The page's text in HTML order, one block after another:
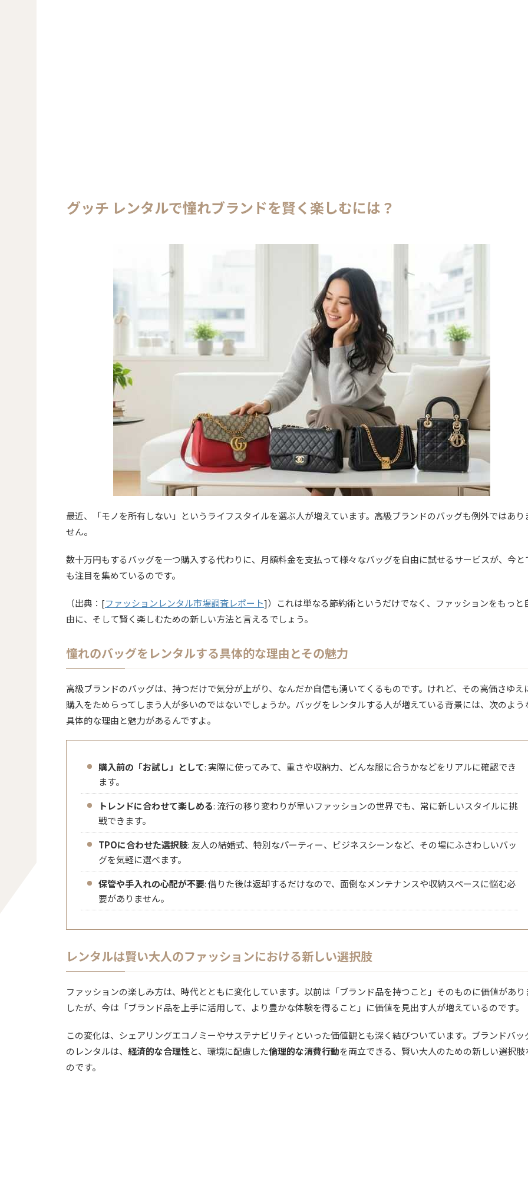
グッチ レンタルで憧れブランドを賢く楽しむには？
最近、「モノを所有しない」というライフスタイルを選ぶ人が増えています。高級ブランドのバッグも例外ではあり
せん。
数十万円もするバッグを一つ購入する代わりに、月額料金を支払って様々なバッグを自由に試せるサービスが、今と
も注目を集めているのです。
（出典：[ファッションレンタル市場調査レポート]）これは単なる節約術というだけでなく、ファッションをもっと
由に、そして賢く楽しむための新しい方法と言えるでしょう。
憧れのバッグをレンタルする具体的な理由とその魅力
高級ブランドのバッグは、持つだけで気分が上がり、なんだか自信も湧いてくるものです。けれど、その高価さゆえ
購入をためらってしまう人が多いのではないでしょうか。バッグをレンタルする人が増えている背景には、次のよう
具体的な理由と魅力があるんですよ。
購入前の「お試し」として: 実際に使ってみて、重さや収納力、どんな服に合うかなどをリアルに確認でき
ます。
トレンドに合わせて楽しめる: 流行の移り変わりが早いファッションの世界でも、常に新しいスタイルに挑
戦できます。
TPOに合わせた選択肢: 友人の結婚式、特別なパーティー、ビジネスシーンなど、その場にふさわしいバッ
グを気軽に選べます。
保管や手入れの心配が不要: 借りた後は返却するだけなので、面倒なメンテナンスや収納スペースに悩む必
要がありません。
レンタルは賢い大人のファッションにおける新しい選択肢
ファッションの楽しみ方は、時代とともに変化しています。以前は「ブランド品を持つこと」そのものに価値があり
したが、今は「ブランド品を上手に活用して、より豊かな体験を得ること」に価値を見出す人が増えているのです。
この変化は、シェアリングエコノミーやサステナビリティといった価値観とも深く結びついています。ブランドバッ
のレンタルは、 経済的な合理性と、環境に配慮した倫理的な消費行動を両立できる、賢い大人のための新しい選択肢
のです。